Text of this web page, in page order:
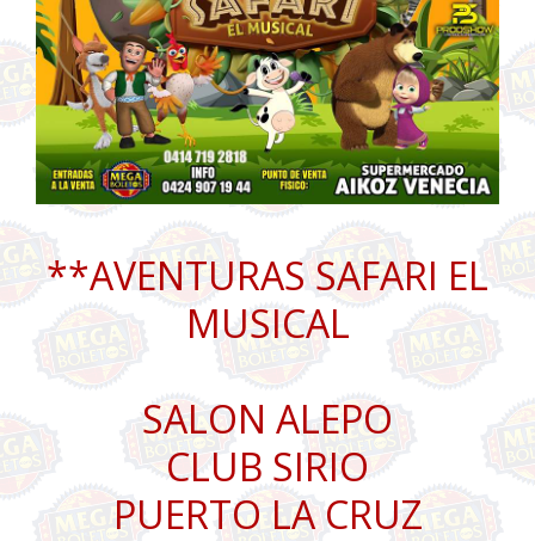
**AVENTURAS SAFARI EL
MUSICAL
SALON ALEPO
CLUB SIRIO
PUERTO LA CRUZ